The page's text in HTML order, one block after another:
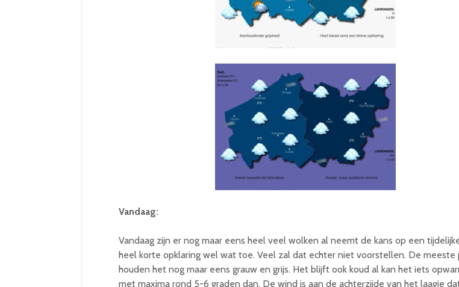
Vandaag:
Vandaag zijn er nog maar eens heel veel wolken al neemt de kans op een
heel korte opklaring wel wat toe. Veel zal dat echter niet voorstellen. De meeste
houden het nog maar eens grauw en grijs. Het blijft ook koud al kan het iets
met maxima rond 5-6 graden dan. De wind is aan de achterzijde van het laagje